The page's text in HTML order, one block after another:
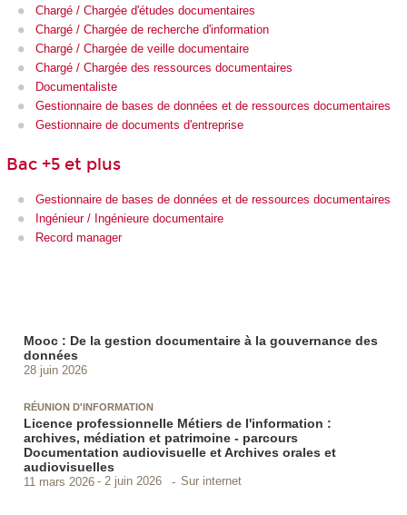
Chargé / Chargée d'études documentaires
Chargé / Chargée de recherche d'information
Chargé / Chargée de veille documentaire
Chargé / Chargée des ressources documentaires
Documentaliste
Gestionnaire de bases de données et de ressources documentaires
Gestionnaire de documents d'entreprise
Bac +5 et plus
Gestionnaire de bases de données et de ressources documentaires
Ingénieur / Ingénieure documentaire
Record manager
Mooc : De la gestion documentaire à la gouvernance des
données
28 juin 2026
RÉUNION D'INFORMATION
Licence professionnelle Métiers de l'information :
archives, médiation et patrimoine - parcours
Documentation audiovisuelle et Archives orales et
audiovisuelles
11 mars 2026 2 juin 2026 Sur internet